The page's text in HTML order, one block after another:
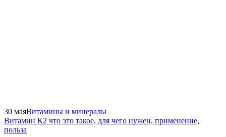
30 маяВитамины и минералы
Витамин К2 что это такое, для чего нужен, применение,
польза